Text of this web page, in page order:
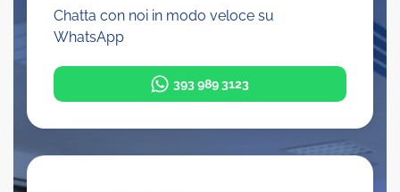
Chatta con noi in modo veloce su
WhatsApp
393 989 3123